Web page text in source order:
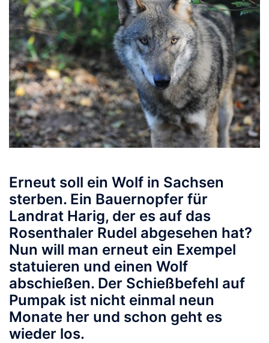
Erneut soll ein Wolf in Sachsen
sterben. Ein Bauernopfer für
Landrat Harig, der es auf das
Rosenthaler Rudel abgesehen hat?
Nun will man erneut ein Exempel
statuieren und einen Wolf
abschießen. Der Schießbefehl auf
Pumpak ist nicht einmal neun
Monate her und schon geht es
wieder los.